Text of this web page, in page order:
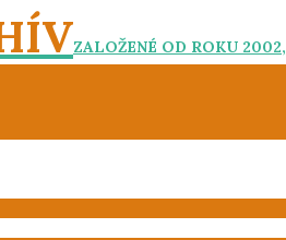
ZALOŽENÉ OD ROKU